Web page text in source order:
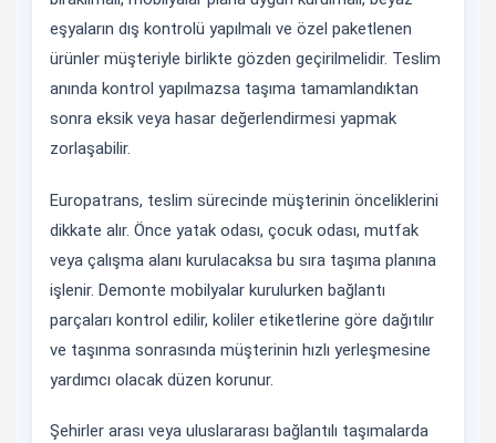
eşyaların dış kontrolü yapılmalı ve özel paketlenen
ürünler müşteriyle birlikte gözden geçirilmelidir. Teslim
anında kontrol yapılmazsa taşıma tamamlandıktan
sonra eksik veya hasar değerlendirmesi yapmak
zorlaşabilir.
Europatrans, teslim sürecinde müşterinin önceliklerini
dikkate alır. Önce yatak odası, çocuk odası, mutfak
veya çalışma alanı kurulacaksa bu sıra taşıma planına
işlenir. Demonte mobilyalar kurulurken bağlantı
parçaları kontrol edilir, koliler etiketlerine göre dağıtılır
ve taşınma sonrasında müşterinin hızlı yerleşmesine
yardımcı olacak düzen korunur.
Şehirler arası veya uluslararası bağlantılı taşımalarda